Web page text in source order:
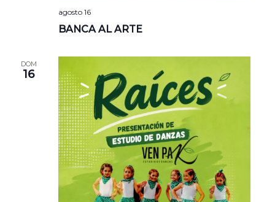
BANCA AL ARTE
agosto 16
DOM
16